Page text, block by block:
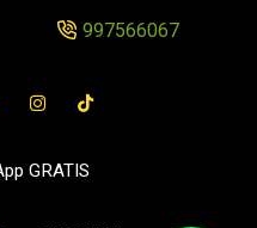
997566067
GRATIS